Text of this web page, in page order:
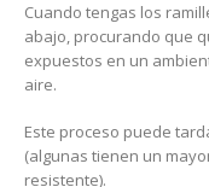
Cuando tengas los
abajo, procurando que
expuestos en un
aire.
Este proceso puede
(algunas tienen un
resistente).